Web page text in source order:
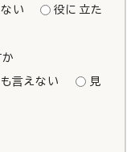
い
役に立た
言えない
見